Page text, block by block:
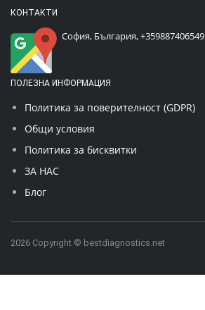
КОНТАКТИ
София, България,+359887406549
ПОЛЕЗНА ИНФОРМАЦИЯ
Политика за поверителност (GDPR)
Общи условия
Политика за бисквитки
ЗА НАС
Блог
2026 Copyright © bestdiagnostics.net